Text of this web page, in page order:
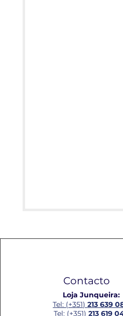
Contacto
Loja Junqueira:
Tel: (+351)213 639
Tel: (+351) 213 619